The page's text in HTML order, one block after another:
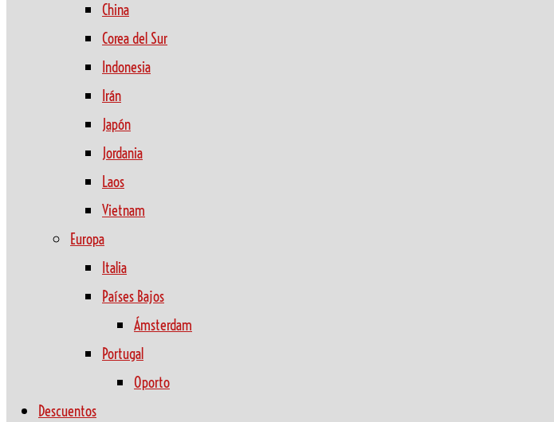
China
Corea del Sur
Indonesia
Irán
Japón
Jordania
Laos
Vietnam
Europa
Italia
Países Bajos
Ámsterdam
Portugal
Oporto
Descuentos